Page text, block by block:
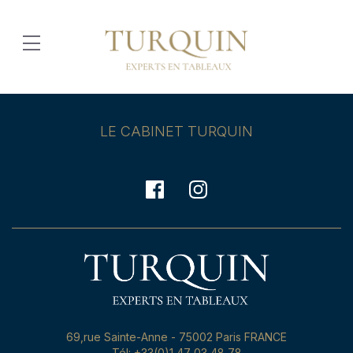
LE CABINET TURQUIN
69,rue Sainte-Anne - 75002 Paris FRANCE